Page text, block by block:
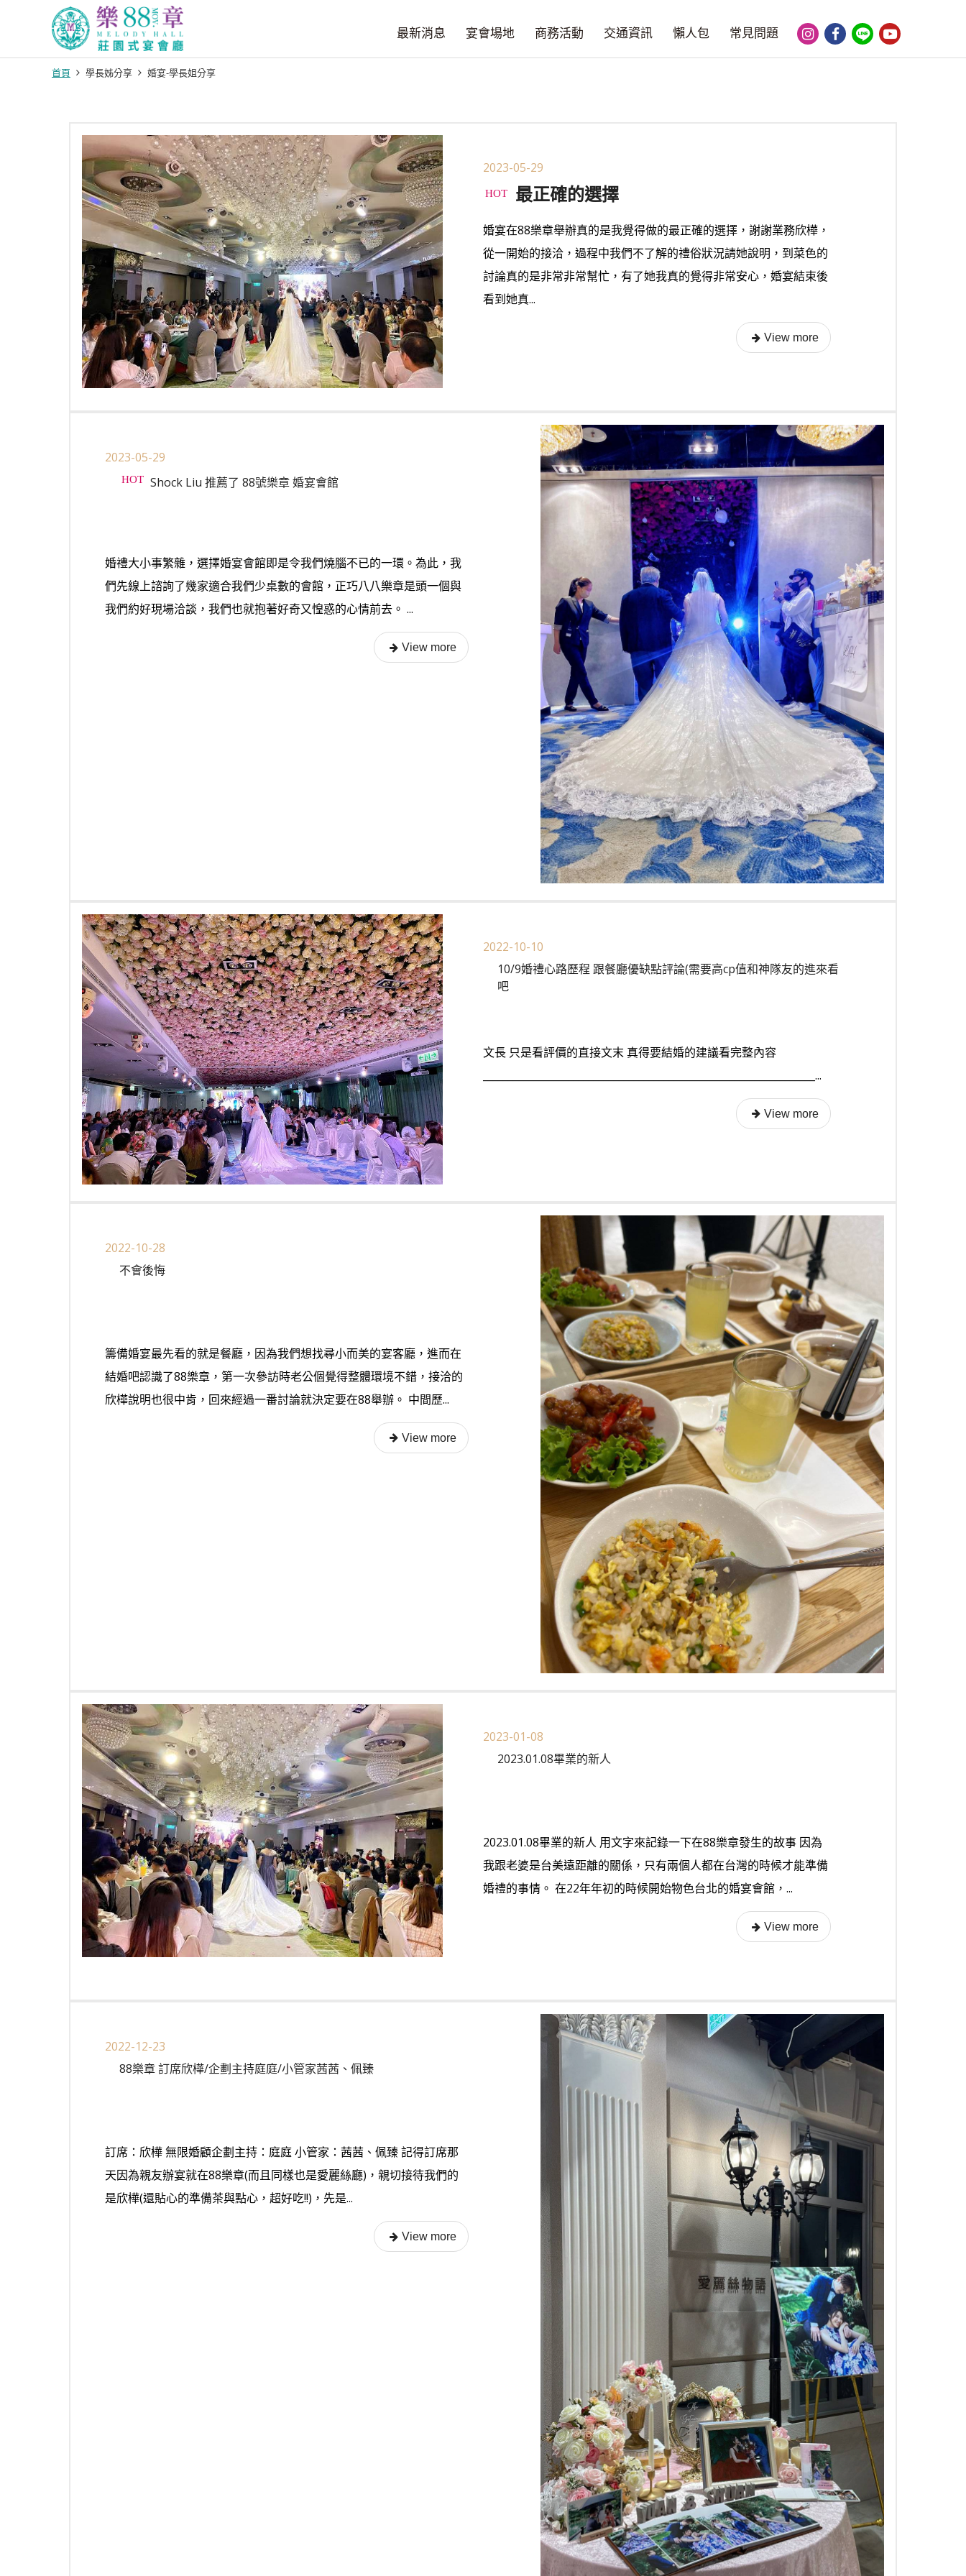
最新消息 宴會場地 商務活動 交通資訊 懶人包 常見問題
首頁 學長姊分享 婚宴-學長姐分享
2023-05-29
最正確的選擇
婚宴在88樂章舉辦真的是我覺得做的最正確的選擇，謝謝業務欣樺，
從一開始的接洽，過程中我們不了解的禮俗狀況請她說明，到菜色的
討論真的是非常非常幫忙，有了她我真的覺得非常安心，婚宴結束後
看到她真...
2023-05-29
Shock Liu 推薦了 88號樂章 婚宴會館
婚禮大小事繁雜，選擇婚宴會館即是令我們燒腦不已的一環。為此，我
們先線上諮詢了幾家適合我們少桌數的會館，正巧八八樂章是頭一個與
我們約好現場洽談，我們也就抱著好奇又惶惑的心情前去。 ...
2022-10-10
10/9婚禮心路歷程 跟餐廳優缺點評論(需要高cp值和神隊友的進來看
吧
文長 只是看評價的直接文末 真得要結婚的建議看完整內容
__________________________________________________________________...
2022-10-28
不會後悔
籌備婚宴最先看的就是餐廳，因為我們想找尋小而美的宴客廳，進而在
結婚吧認識了88樂章，第一次參訪時老公個覺得整體環境不錯，接洽的
欣樺說明也很中肯，回來經過一番討論就決定要在88舉辦。 中間歷...
2023-01-08
2023.01.08畢業的新人
2023.01.08畢業的新人 用文字來記錄一下在88樂章發生的故事 因為
我跟老婆是台美遠距離的關係，只有兩個人都在台灣的時候才能準備
婚禮的事情。 在22年年初的時候開始物色台北的婚宴會館，...
2022-12-23
88樂章 訂席欣樺/企劃主持庭庭/小管家茜茜、佩臻
訂席：欣樺 無限婚顧企劃主持：庭庭 小管家：茜茜、佩臻 記得訂席那
天因為親友辦宴就在88樂章(而且同樣也是愛麗絲廳)，親切接待我們的
是欣樺(還貼心的準備茶與點心，超好吃!!)，先是...